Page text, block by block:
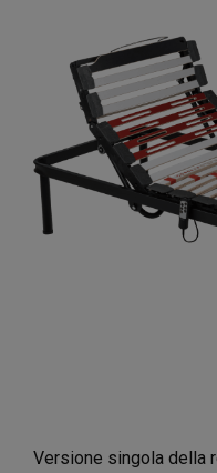
Versione singola della